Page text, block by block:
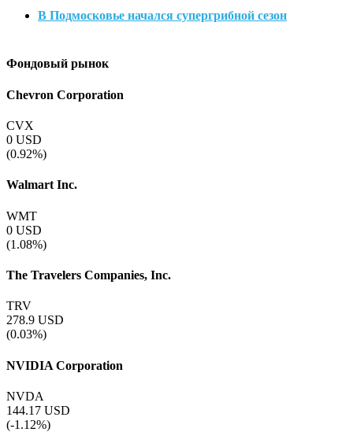
В Подмосковье начался супергрибной сезон
Фондовый рынок
Chevron Corporation
CVX
0 USD
(0.92%)
Walmart Inc.
WMT
0 USD
(1.08%)
The Travelers Companies, Inc.
TRV
278.9 USD
(0.03%)
NVIDIA Corporation
NVDA
144.17 USD
(-1.12%)